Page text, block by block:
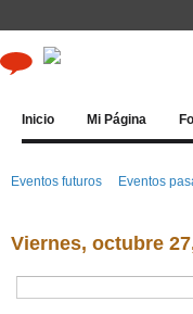
Inicio Mi Página
Eventos futuros Eventos
Viernes, octubre